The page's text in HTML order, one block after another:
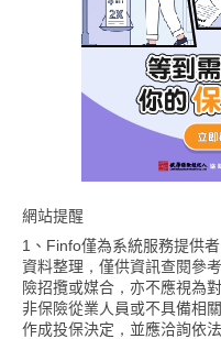
網站提醒
1、Finfo僅為系統服務提供
資料整理，僅供資訊查閱參
險招攬或媒合，亦不應視為
非保險從業人員或不具備相
作成投保決定，並應洽詢依